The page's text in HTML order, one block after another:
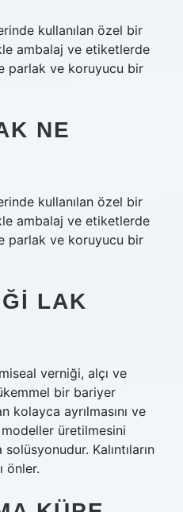
kullanılan özel bir
ambalaj ve etiketlerde
parlak ve koruyucu bir
NE
kullanılan özel bir
ambalaj ve etiketlerde
parlak ve koruyucu bir
LAK
verniği, alçı ve
bir bariyer
kolayca ayrılmasını ve
üretilmesini
Kalıntıların
önler.